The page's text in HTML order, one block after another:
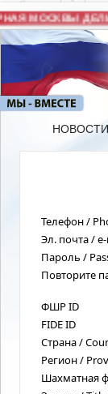
МОСКВЫ
НОВОСТИ
Телефон /
Эл. почта /
Пароль /
Повторите
ФШР ID
FIDE ID
Страна /
Регион /
Шахматная